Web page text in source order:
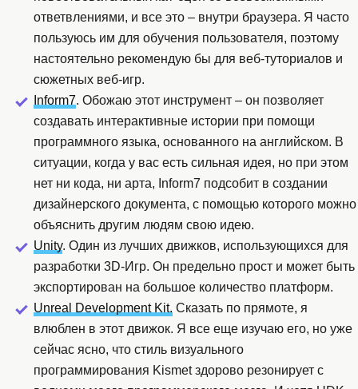
ответвлениями, и все это – внутри браузера. Я часто
пользуюсь им для обучения пользователя, поэтому
настоятельно рекомендую бы для веб-туториалов и
сюжетных веб-игр.
Inform7. Обожаю этот инструмент – он позволяет
создавать интерактивные истории при помощи
программного языка, основанного на английском. В
ситуации, когда у вас есть сильная идея, но при этом
нет ни кода, ни арта, Inform7 подсобит в создании
дизайнерского документа, с помощью которого можно
объяснить другим людям свою идею.
Unity. Один из лучших движков, использующихся для
разработки 3D-Игр. Он предельно прост и может быть
экспортирован на большое количество платформ.
Unreal Development Kit. Сказать по прямоте, я
влюблен в этот движок. Я все еще изучаю его, но уже
сейчас ясно, что стиль визуального
программирования Kismet здорово резонирует с